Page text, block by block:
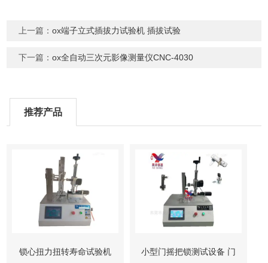
上一篇：ox端子立式插拔力试验机 插拔试验
下一篇：ox全自动三次元影像测量仪CNC-4030
推荐产品
锁心扭力扭转寿命试验机 小型门摇把锁测试设备 门